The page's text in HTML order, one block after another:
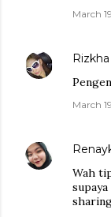
March
March
Wah